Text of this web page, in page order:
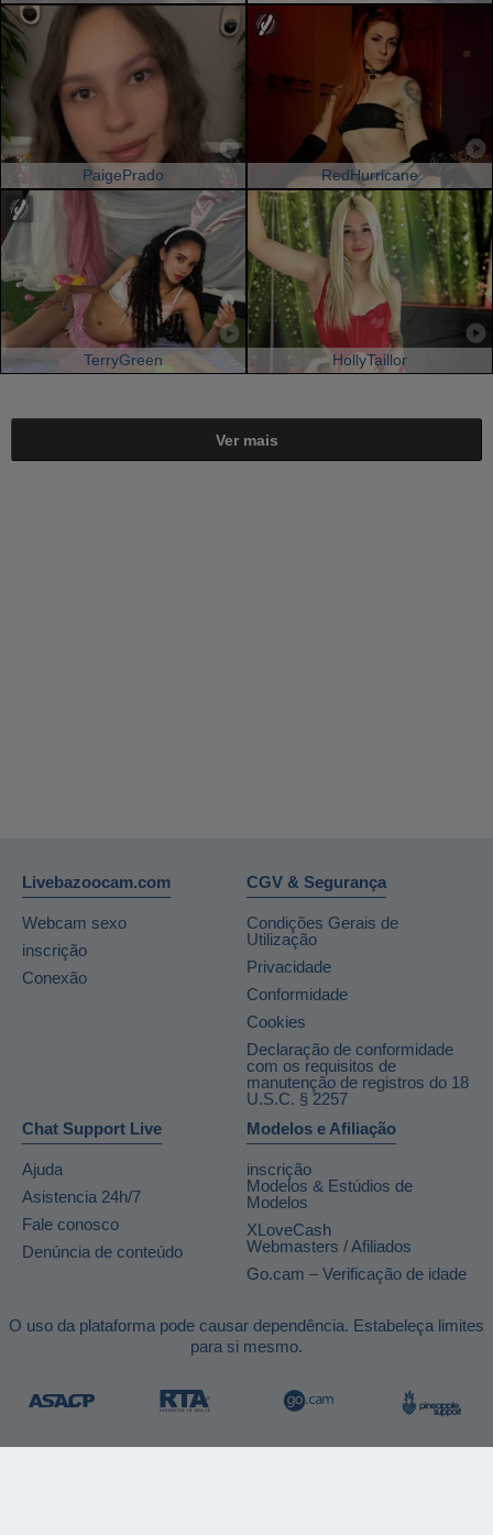
PaigePrado RedHurricane
TerryGreen HollyTaillor
Ver mais
Livebazoocam.com
Webcam sexo
inscrição
Conexão
CGV & Segurança
Condições Gerais de
Utilização
Privacidade
Conformidade
Cookies
Declaração de conformidade
com os requisitos de
manutenção de registros do 18
U.S.C. § 2257
Chat Support Live
Ajuda
Asistencia 24h/7
Fale conosco
Denúncia de conteúdo
Modelos e Afiliação
inscrição
Modelos & Estúdios de
Modelos
XLoveCash
Webmasters / Afiliados
Go.cam – Verificação de idade
O uso da plataforma pode causar dependência. Estabeleça limites
para si mesmo.